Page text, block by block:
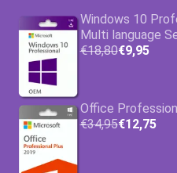
Windows 10
Multi language
€18,80€9,95
Office
€34,95€12,75